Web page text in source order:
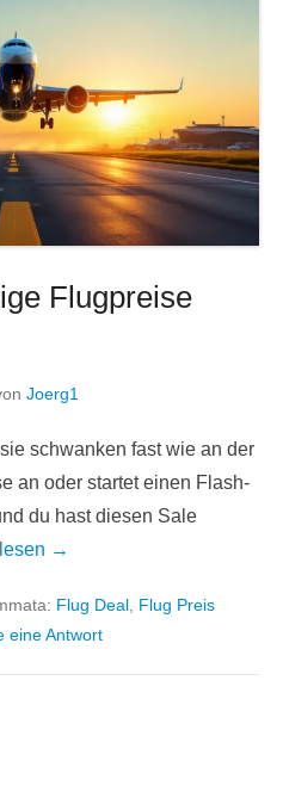
Flugpreise
Joerg1
schwanken fast wie an der
an oder startet einen Flash-
du hast diesen Sale
→
Flug Deal Flug Preis
eine Antwort